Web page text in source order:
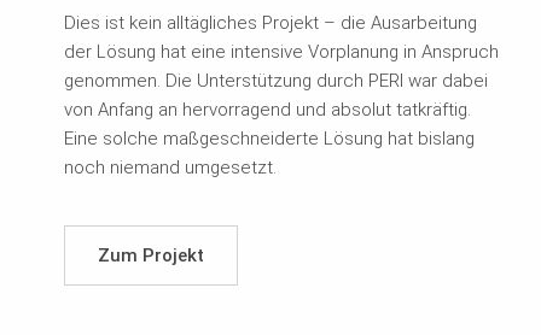
Dies ist kein alltägliches Projekt – die Ausarbeitung
der Lösung hat eine intensive Vorplanung in Anspruch
genommen. Die Unterstützung durch PERI war dabei
von Anfang an hervorragend und absolut tatkräftig.
Eine solche maßgeschneiderte Lösung hat bislang
noch niemand umgesetzt.
Zum Projekt